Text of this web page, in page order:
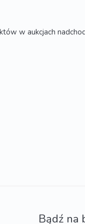
w aukcjach
Bądź na